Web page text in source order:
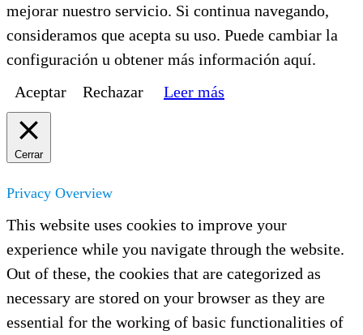
mejorar nuestro servicio. Si continua navegando,
consideramos que acepta su uso. Puede cambiar la
configuración u obtener más información aquí.
Aceptar
Rechazar Leer más
Cerrar
Privacy Overview
This website uses cookies to improve your
experience while you navigate through the website.
Out of these, the cookies that are categorized as
necessary are stored on your browser as they are
essential for the working of basic functionalities of